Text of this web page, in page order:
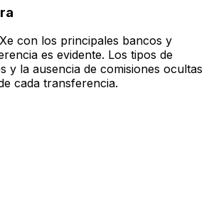
con los principales bancos y
es evidente. Los tipos de
y la ausencia de comisiones ocultas
cada transferencia.